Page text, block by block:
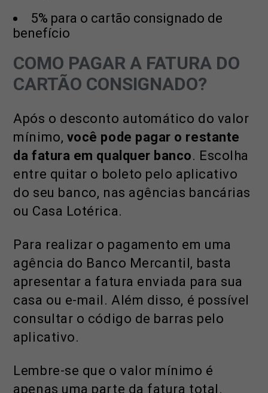
5% para o cartão consignado de
benefício
COMO PAGAR A FATURA DO
CARTÃO CONSIGNADO?
Após o desconto automático do valor
mínimo, você pode pagar o restante
da fatura em qualquer banco. Escolha
entre quitar o boleto pelo aplicativo
do seu banco, nas agências bancárias
ou Casa Lotérica.
Para realizar o pagamento em uma
agência do Banco Mercantil, basta
apresentar a fatura enviada para sua
casa ou e-mail. Além disso, é possível
consultar o código de barras pelo
aplicativo.
Lembre-se que o valor mínimo é
apenas uma parte da fatura total.